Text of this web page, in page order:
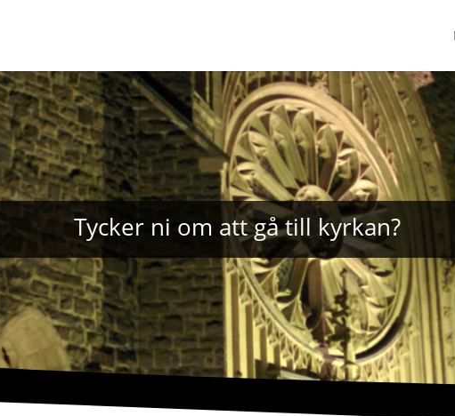
Tycker ni om att gå till kyrkan?